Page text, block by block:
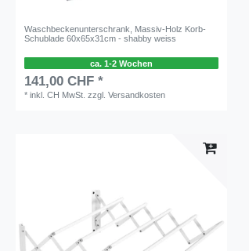
Waschbeckenunterschrank, Massiv-Holz Korb-
Schublade 60x65x31cm - shabby weiss
ca. 1-2 Wochen
141,00 CHF *
*inkl. CH MwSt. zzgl.Versandkosten